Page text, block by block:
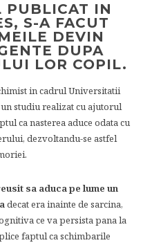
PUBLICAT IN
S-A FACUT
DEVIN
DUPA
LOR COPIL.
in cadrul Universitatii
studiu realizat cu ajutorul
ca nasterea aduce odata cu
dezvoltandu-se astfel
sa aduca pe lume un
decat era inainte de sarcina,
ce va persista pana la
faptul ca schimbarile